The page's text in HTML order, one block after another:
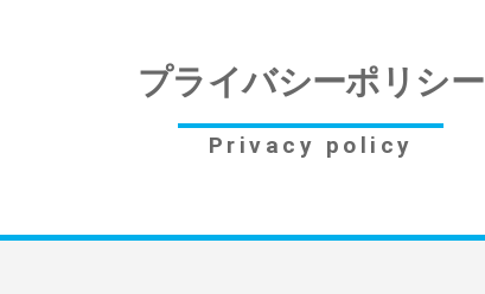
プライバシーポリシー
Privacy policy